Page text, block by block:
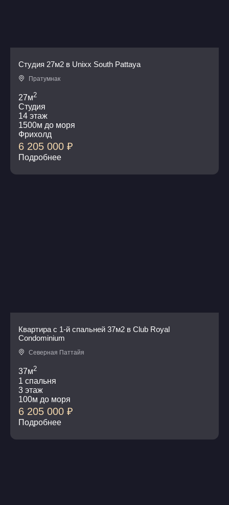
Студия 27м2 в Unixx South Pattaya
Пратумнак
27м2
Студия
14 этаж
1500м до моря
Фрихолд
6 205 000 ₽
Подробнее
Квартира с 1-й спальней 37м2 в Club Royal
Condominium
Северная Паттайя
37м2
1 спальня
3 этаж
100м до моря
6 205 000 ₽
Подробнее